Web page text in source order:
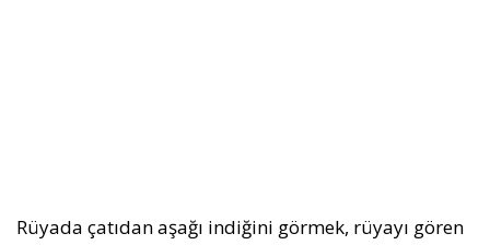
Rüyada çatıdan aşağı indiğini görmek, rüyayı gören